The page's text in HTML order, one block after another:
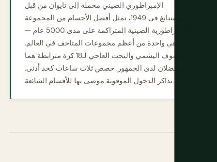
الإمبراطوري الصيني محملة إلى تايوان من قبل
الكومينتانغ في 1949، تمثل أفضل الأجسام من المجموعة
الإمبراطورية الصينية المتراكمة على مدى 5000 عام —
هي واحدة من أعظم مجموعات المتاحف في العالم.
الملفوف اليشمي والنحت العاجي لـ18 كرة مترابطة هما
المفضلان لدى الجمهور. خصص ثلاث ساعات كحد أدنى.
تذاكر الدخول الموقوتة موصى بها للأقسام الشائعة.